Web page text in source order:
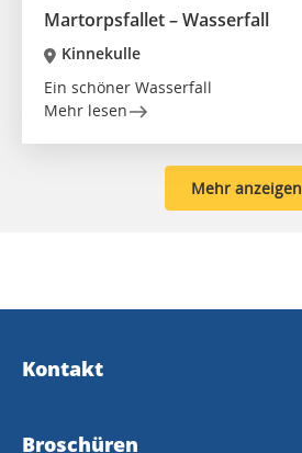
Martorpsfallet – Wasserfall
Kinnekulle
Ein schöner Wasserfall
Mehr lesen
Mehr anzeigen
Kontakt
Kontakt & Öffnungszeiten
Broschüren